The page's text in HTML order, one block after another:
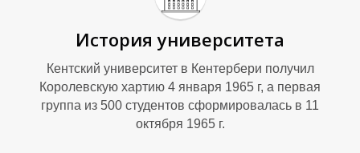
История университета
Кентский университет в Кентербери получил
Королевскую хартию 4 января 1965 г, а первая
группа из 500 студентов сформировалась в 11
октября 1965 г.